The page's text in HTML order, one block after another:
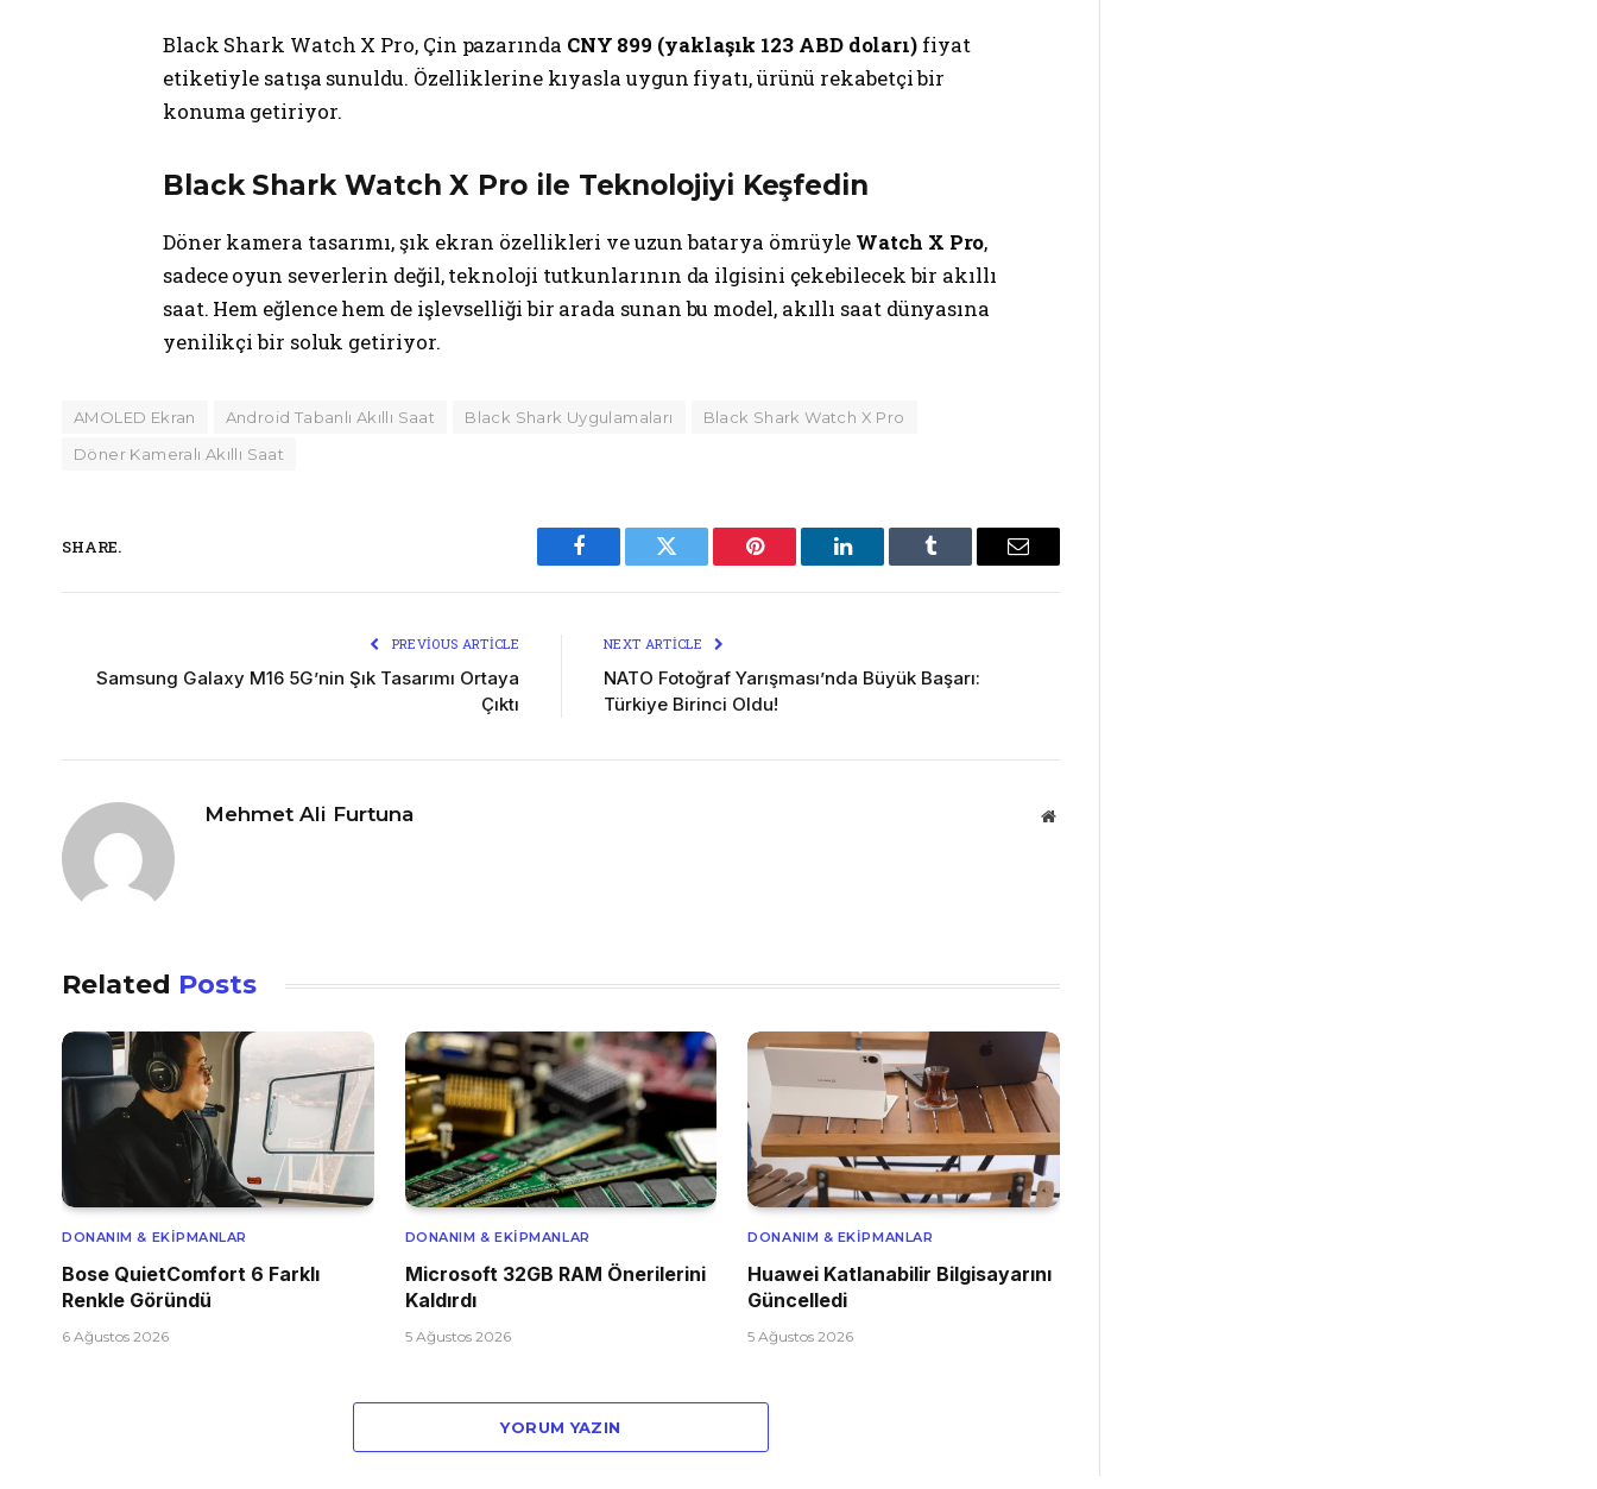
Black Shark Watch X Pro, Çin pazarında CNY 899 (yaklaşık 123 ABD doları) fiyat
etiketiyle satışa sunuldu. Özelliklerine kıyasla uygun fiyatı, ürünü rekabetçi bir
konuma getiriyor.
Black Shark Watch X Pro ile Teknolojiyi Keşfedin
Döner kamera tasarımı, şık ekran özellikleri ve uzun batarya ömrüyle Watch X Pro,
sadece oyun severlerin değil, teknoloji tutkunlarının da ilgisini çekebilecek bir akıllı
saat. Hem eğlence hem de işlevselliği bir arada sunan bu model, akıllı saat dünyasına
yenilikçi bir soluk getiriyor.
AMOLED Ekran Android Tabanlı Akıllı Saat Black Shark Uygulamaları
Black Shark Watch X Pro
Döner Kameralı Akıllı Saat
SHARE.
Facebook Twitter Pinterest LinkedIn Tumblr Email
PREVIOUS ARTICLE
Samsung Galaxy M16 5G’nin Şık Tasarımı Ortaya
Çıktı
NEXT ARTICLE
NATO Fotoğraf Yarışması’nda Büyük Başarı:
Türkiye Birinci Oldu!
Mehmet Ali Furtuna Website
Related Posts
DONANIM & EKIPMANLAR
Bose QuietComfort 6 Farklı
Renkle Göründü
6 Ağustos 2026
DONANIM & EKIPMANLAR
Microsoft 32GB RAM Önerilerini
Kaldırdı
5 Ağustos 2026
DONANIM & EKIPMANLAR
Huawei Katlanabilir Bilgisayarını
Güncelledi
5 Ağustos 2026
YORUM YAZIN